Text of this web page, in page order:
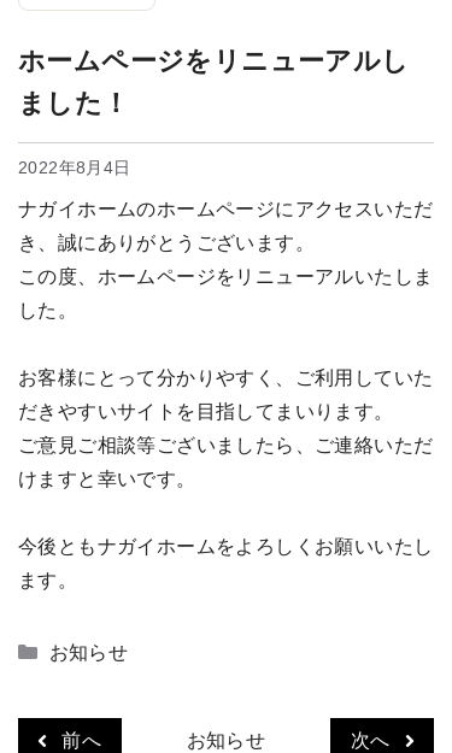
ホームページをリニューアルし
ました！
2022年8月4日
ナガイホームのホームページにアクセスいただ
き、誠にありがとうございます。
この度、ホームページをリニューアルいたしま
した。
お客様にとって分かりやすく、ご利用していた
だきやすいサイトを目指してまいります。
ご意見ご相談等ございましたら、ご連絡いただ
けますと幸いです。
今後ともナガイホームをよろしくお願いいたし
ます。
カ
リ
お知らせ
前へ お知らせ 次へ